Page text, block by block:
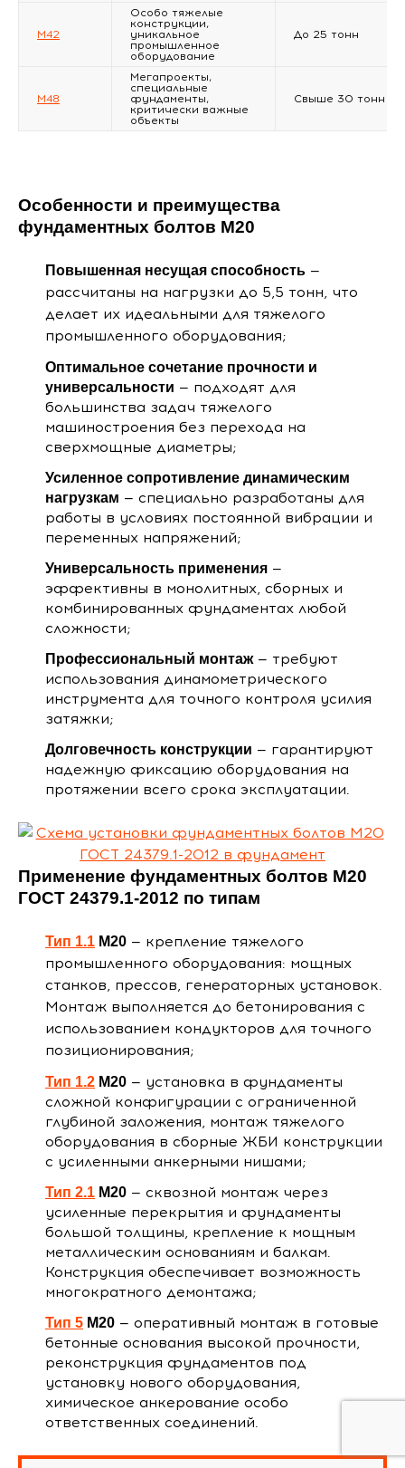
М42
Особо тяжелые
конструкции,
уникальное
промышленное
оборудование
До 25 тонн
М48
Мегапроекты,
специальные
фундаменты,
критически важные
объекты
Свыше 30 тонн
Особенности и преимущества
фундаментных болтов М20
Повышенная несущая способность —
рассчитаны на нагрузки до 5,5 тонн, что
делает их идеальными для тяжелого
промышленного оборудования;
Оптимальное сочетание прочности и
универсальности — подходят для
большинства задач тяжелого
машиностроения без перехода на
сверхмощные диаметры;
Усиленное сопротивление динамическим
нагрузкам — специально разработаны для
работы в условиях постоянной вибрации и
переменных напряжений;
Универсальность применения —
эффективны в монолитных, сборных и
комбинированных фундаментах любой
сложности;
Профессиональный монтаж— требуют
использования динамометрического
инструмента для точного контроля усилия
затяжки;
Долговечность конструкции — гарантируют
надежную фиксацию оборудования на
протяжении всего срока эксплуатации.
Применение фундаментных болтов М20
ГОСТ 24379.1-2012 по типам
Тип 1.1 М20 — крепление тяжелого
промышленного оборудования: мощных
станков, прессов, генераторных установок.
Монтаж выполняется до бетонирования с
использованием кондукторов для точного
позиционирования;
Тип 1.2 М20 — установка в фундаменты
сложной конфигурации с ограниченной
глубиной заложения, монтаж тяжелого
оборудования в сборные ЖБИ конструкции
с усиленными анкерными нишами;
Тип 2.1 М20 — сквозной монтаж через
усиленные перекрытия и фундаменты
большой толщины, крепление к мощным
металлическим основаниям и балкам.
Конструкция обеспечивает возможность
многократного демонтажа;
Тип 5 М20 — оперативный монтаж в готовые
бетонные основания высокой прочности,
реконструкция фундаментов под
установку нового оборудования,
химическое анкерование особо
ответственных соединений.